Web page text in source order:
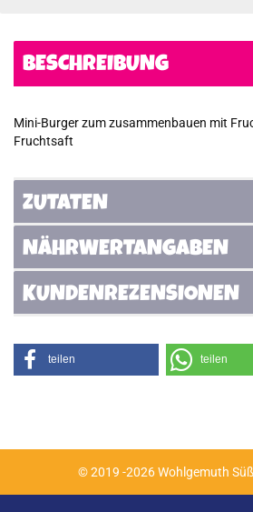
BESCHREIBUNG
Mini-Burger zum zusammenbauen mit
Fruchtsaft
ZUTATEN
NÄHRWERTANGABEN
KUNDENREZENSIONEN
teilen teilen
© 2019 -2026 Wohlgemuth